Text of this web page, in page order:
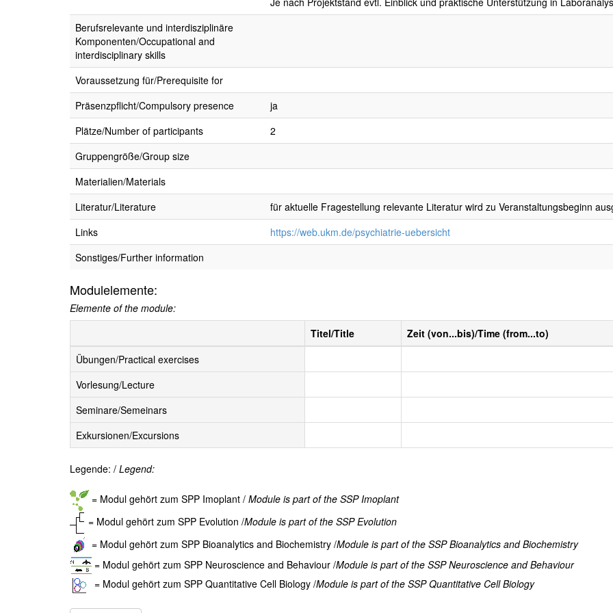
Berufsrelevante und interdisziplinäre
Komponenten/Occupational and
interdisciplinary skills
Voraussetzung für/Prerequisite for
Präsenzpflicht/Compulsory presence
ja
Plätze/Number of participants
2
Gruppengröße/Group size
Materialien/Materials
Literatur/Literature
für aktuelle Fragestellung relevante Literatur wird zu Veranstaltungsbeginn
Links
https://web.ukm.de/psychiatrie-uebersicht
Sonstiges/Further information
Modulelemente:
Elemente of the module:
Titel/Title
Zeit (von...bis)/Time (from...to)
Übungen/Practical exercises
Vorlesung/Lecture
Seminare/Semeinars
Exkursionen/Excursions
Legende: / Legend:
= Modul gehört zum SPP Imoplant / Module is part of the SSP Imoplant
= Modul gehört zum SPP Evolution /Module is part of the SSP Evolution
= Modul gehört zum SPP Bioanalytics and Biochemistry /Module is part of the SSP Bioanalytics and Biochemistry
= Modul gehört zum SPP Neuroscience and Behaviour /Module is part of the SSP Neuroscience and Behaviour
= Modul gehört zum SPP Quantitative Cell Biology /Module is part of the SSP Quantitative Cell Biology